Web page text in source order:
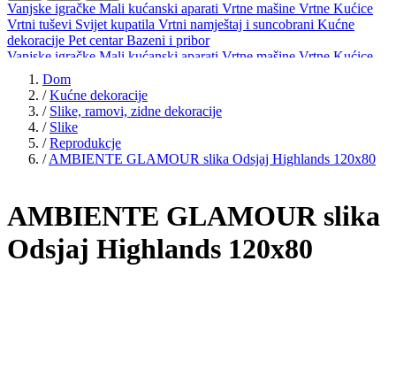
Vanjske igračke Mali kućanski aparati Vrtne mašine Vrtne Kućice
Vrtni tuševi Svijet kupatila Vrtni namještaj i suncobrani Kućne
dekoracije Pet centarBazeni i pribor
Vanjske igračke Mali kućanski aparati Vrtne mašine Vrtne Kućice
Vrtni tuševi
dekoracijePet centar Bazeni i pribor
Dom
/ Kućne dekoracije
/ Slike, ramovi, zidne dekoracije
/ Slike
/ Reprodukcje
/ AMBIENTE GLAMOUR slika Odsjaj Highlands 120x80
AMBIENTE GLAMOUR slika
Odsjaj Highlands 120x80